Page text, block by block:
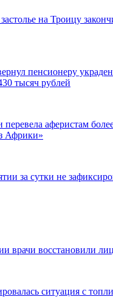
на Троицу
пенсионеру
тысяч рублей
аферистам
Африки»
за сутки не
врачи восстановили
ситуация с